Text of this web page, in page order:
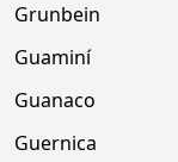
Grunbein
Guaminí
Guanaco
Guernica